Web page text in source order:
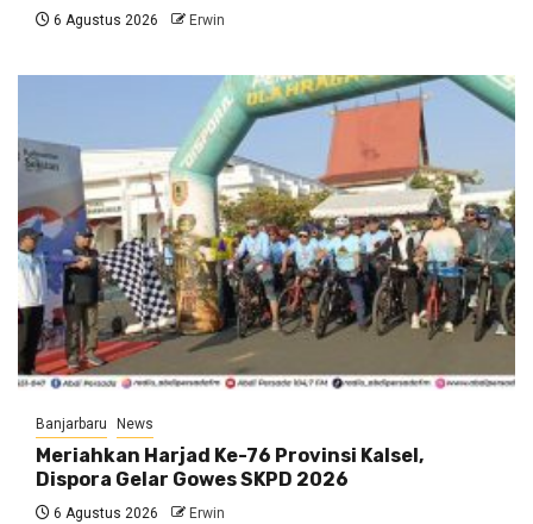
6 Agustus 2026 Erwin
Banjarbaru News
Meriahkan Harjad Ke-76 Provinsi Kalsel,
Dispora Gelar Gowes SKPD 2026
6 Agustus 2026 Erwin